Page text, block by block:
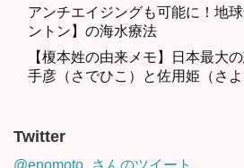
アンチエイジングも可能に！地
ントン】の海水療法
【榎本姓の由来メモ】日本最大
手彦（さでひこ）と佐用姫（さよ
Twitter
@enomoto_さんのツイート